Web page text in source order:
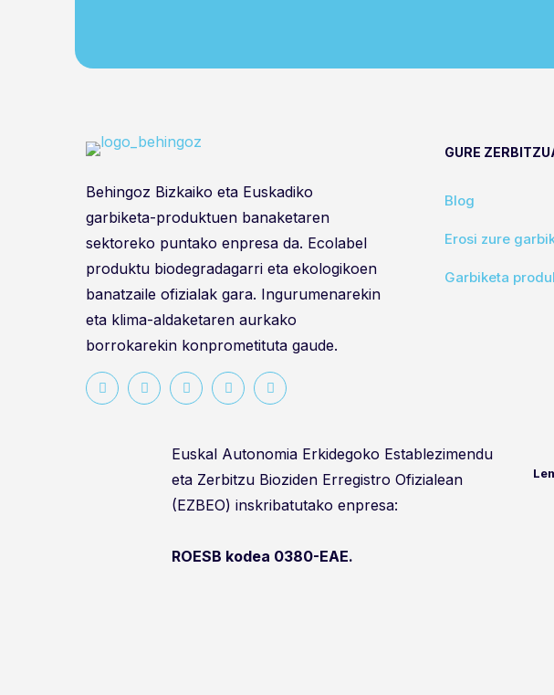
Behingoz Bizkaiko eta Euskadiko
garbiketa-produktuen banaketaren
sektoreko puntako enpresa da. Ecolabel
produktu biodegradagarri eta ekologikoen
banatzaile ofizialak gara. Ingurumenarekin
eta klima-aldaketaren aurkako
borrokarekin konprometituta gaude.
GURE
Blog
Erosi zure
Garbiketa
Euskal Autonomia Erkidegoko Establezimendu
eta Zerbitzu Bioziden Erregistro Ofizialean
(EZBEO) inskribatutako enpresa:
ROESB kodea 0380-EAE.